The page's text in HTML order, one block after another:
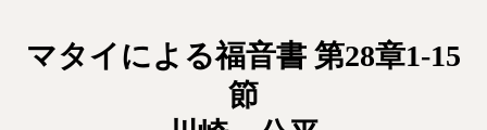
マタイによる福音書 第28章1-15
節